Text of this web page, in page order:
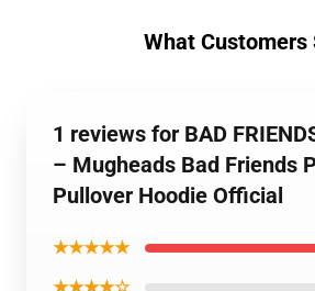
What Customers
1 reviews for BAD
– Mugheads Bad Friends
Pullover Hoodie Official
★★★★★